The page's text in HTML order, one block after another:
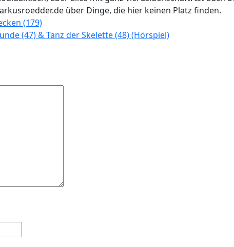
über Dinge, die hier keinen Platz finden.
(179)
(47) & Tanz der Skelette (48) (Hörspiel)